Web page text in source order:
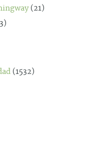
(21)
(1532)